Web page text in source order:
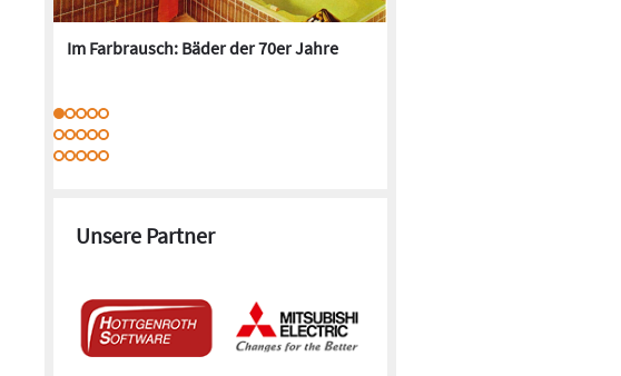
Im Farbrausch: Bäder der 70er Jahre
Unsere Partner